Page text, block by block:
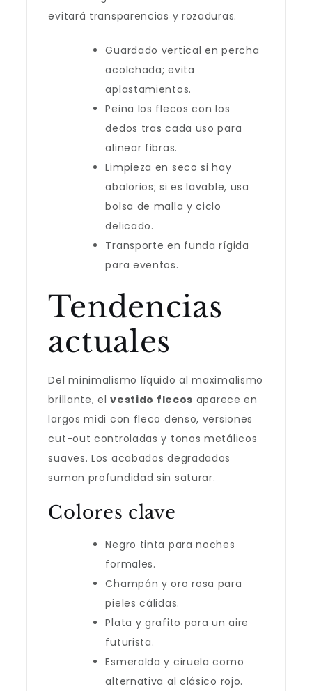
evitará transparencias y rozaduras.
Guardado vertical en percha
acolchada; evita
aplastamientos.
Peina los flecos con los
dedos tras cada uso para
alinear fibras.
Limpieza en seco si hay
abalorios; si es lavable, usa
bolsa de malla y ciclo
delicado.
Transporte en funda rígida
para eventos.
Tendencias
actuales
Del minimalismo líquido al maximalismo
brillante, elvestido flecos aparece en
largos midi con fleco denso, versiones
cut-out controladas y tonos metálicos
suaves. Los acabados degradados
suman profundidad sin saturar.
Colores clave
Negro tinta para noches
formales.
Champán y oro rosa para
pieles cálidas.
Plata y grafito para un aire
futurista.
Esmeralda y ciruela como
alternativa al clásico rojo.